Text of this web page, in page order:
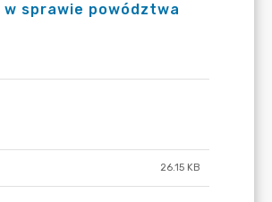
w sprawie powództwa
26.15 KB